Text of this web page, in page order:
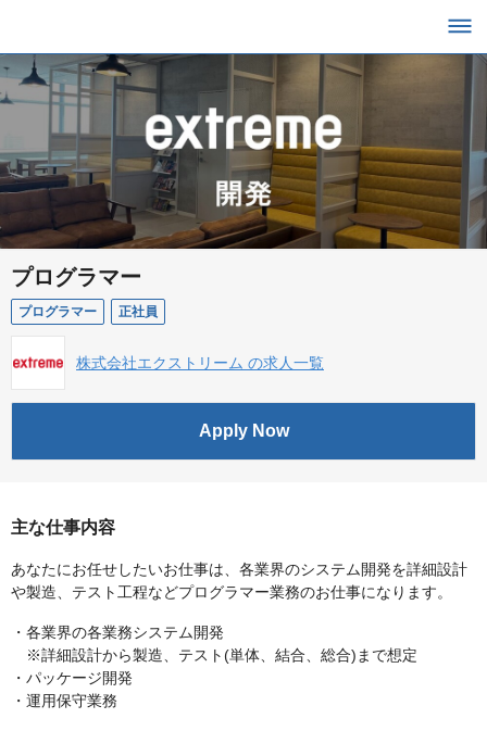
プログラマー
プログラマー 正社員
株式会社エクストリーム の求人一覧
Apply Now
主な仕事内容
あなたにお任せしたいお仕事は、各業界のシステム開発を詳細設計
や製造、テスト工程などプログラマー業務のお仕事になります。
・各業界の各業務システム開発
※詳細設計から製造、テスト(単体、結合、総合)まで想定
・パッケージ開発
・運用保守業務